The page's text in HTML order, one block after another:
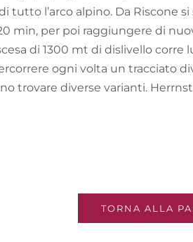
tutto l’arco alpino. Da Riscone
min, per poi raggiungere di
di 1300 mt di dislivello
ogni volta un tracciato
trovare diverse varianti.
TORNA ALLA